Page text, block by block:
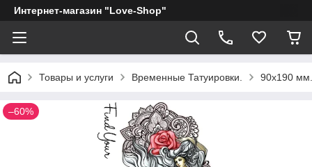
Интернет-магазин "Love-Shop"
Товары и услуги Временные Татуировки. 90х190
–60%